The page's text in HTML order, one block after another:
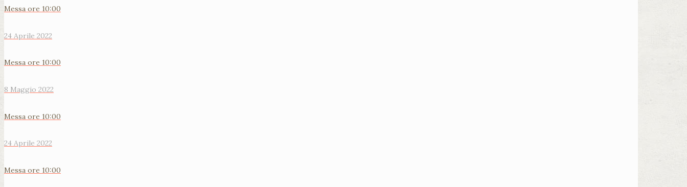
Messa ore 10:00
24 Aprile 2022
Messa ore 10:00
8 Maggio 2022
Messa ore 10:00
24 Aprile 2022
Messa ore 10:00